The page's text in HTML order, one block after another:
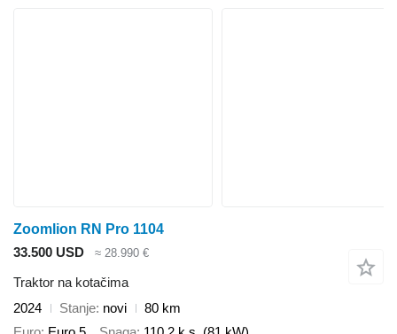
Zoomlion RN Pro 1104
33.500 USD
≈ 28.990 €
Traktor na kotačima
2024
Stanje novi
80 km